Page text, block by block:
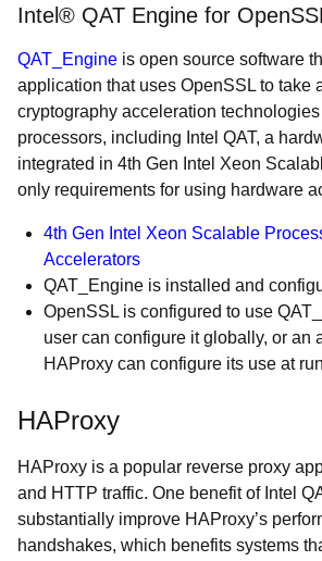
Intel® QAT Engine for
QAT_Engine is open source software
application that uses OpenSSL to take
cryptography acceleration
processors, including Intel QAT, a
integrated in 4th Gen Intel Xeon
only requirements for using hardware
4th Gen Intel Xeon Scalable
Accelerators
QAT_Engine is installed and
OpenSSL is configured to use
user can configure it globally, or an
HAProxy can configure its use at
HAProxy
HAProxy is a popular reverse proxy
and HTTP traffic. One benefit of Intel
substantially improve HAProxy’s
handshakes, which benefits systems